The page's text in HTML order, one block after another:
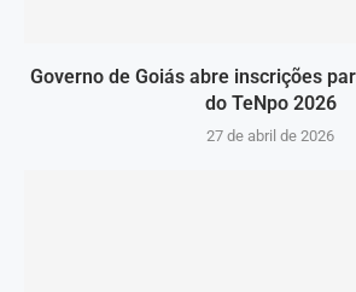
Governo de Goiás abre inscrições
do TeNpo 2026
27 de abril de 2026